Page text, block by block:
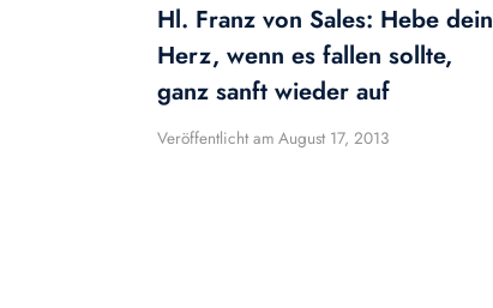
Hl. Franz von Sales: Hebe dein
Herz, wenn es fallen sollte,
ganz sanft wieder auf
Veröffentlicht am August 17, 2013